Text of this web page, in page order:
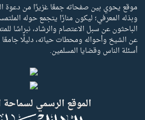
موقع يحوي بين صفحاته جمعًا غزيرًا من دعوة
وبذله المعرفي؛ ليكون منارًا يتجمع حوله
الباحثون عن سبل الاعتصام والرشاد، نبراسًا
عن الشيخ وأحواله ومحطات حياته، دليلًا جامعًا
أسئلة الناس وقضايا المسلمين.
الموقع الرسمي